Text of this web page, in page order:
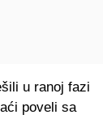
u ranoj fazi
poveli sa